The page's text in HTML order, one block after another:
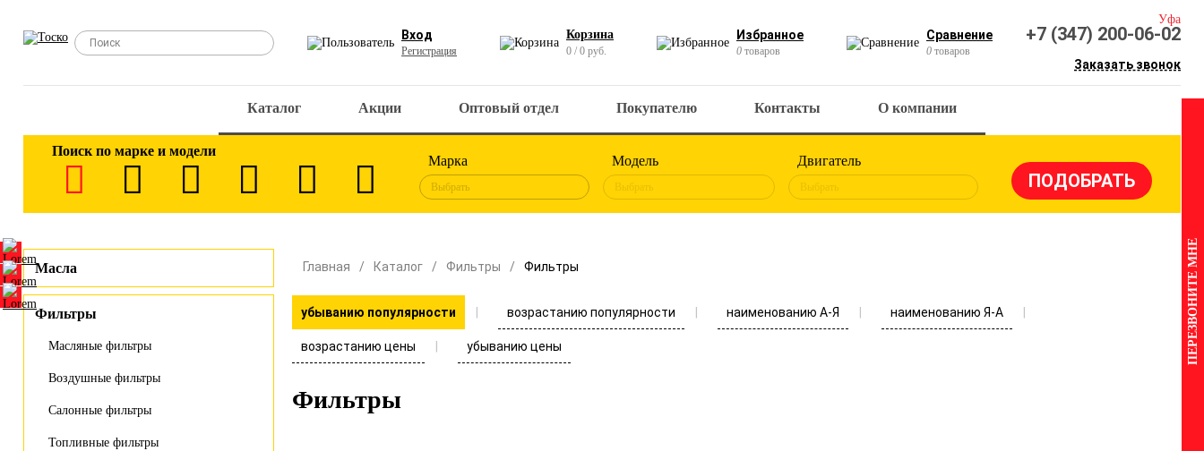
Вход
Регистрация
Корзина
0 / 0 руб.
Избранное
0 товаров
Сравнение
0 товаров
Уфа
+7 (347) 200-06-02
Заказать звонок
Каталог Акции Оптовый отдел Покупателю Контакты О компании
Поиск по марке и модели
Марка
Выбрать
Модель
Выбрать
Двигатель
Выбрать
Масла
Фильтры
Масляные фильтры
Воздушные фильтры
Салонные фильтры
Топливные фильтры
Главная Каталог Фильтры Фильтры
убыванию популярности возрастанию популярности наименованию А-Я наименованию Я-А
возрастанию цены убыванию цены
Фильтры
ПЕРЕЗВОНИТЕ МНЕ